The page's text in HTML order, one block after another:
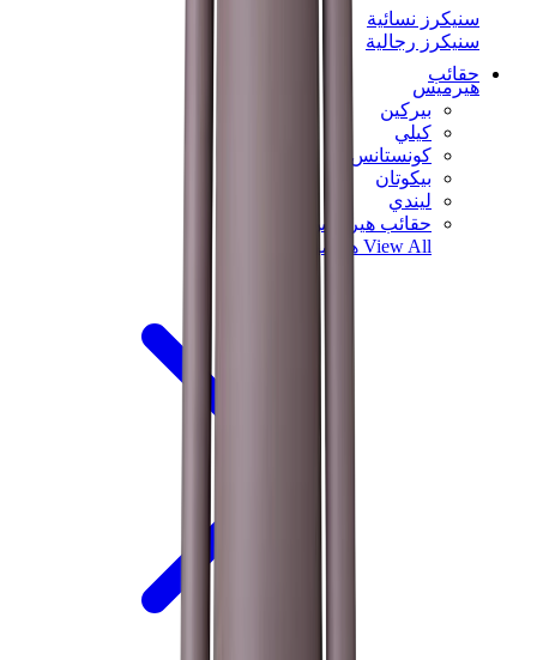
سنيكرز نسائية
سنيكرز رجالية
حقائب
هيرميس
بيركين
كيلي
كونستانس
بيكوتان
ليندي
حقائب هيرميس للرجال
View All هيرميس